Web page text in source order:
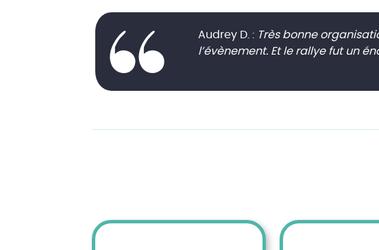
Audrey D. : Très bonne
l’évènement. Et le rallye fut un